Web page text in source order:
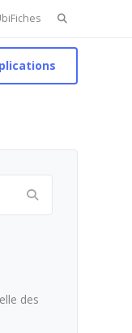
Search
for:
des